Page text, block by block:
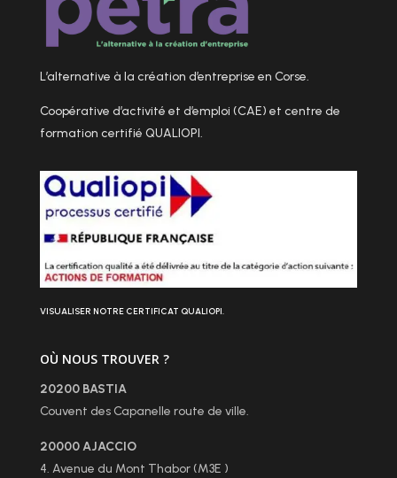
L’alternative à la création d’entreprise en Corse.
Coopérative d’activité et d’emploi (CAE) et centre de
formation certifié QUALIOPI.
VISUALISER NOTRE CERTIFICAT QUALIOPI.
OÙ NOUS TROUVER ?
20200 BASTIA
Couvent des Capanelle route de ville.
20000 AJACCIO
4. Avenue du Mont Thabor (M3E )